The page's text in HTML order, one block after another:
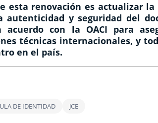
esta renovación es actualizar
autenticidad y seguridad del
acuerdo con la OACI para
técnicas internacionales, y
en el país.
DE IDENTIDAD JCE